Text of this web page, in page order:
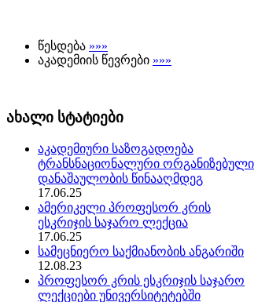
წესდება »»»
აკადემიის წევრები »»»
ახალი სტატიები
აკადემიური საზოგადოება
ტრანსნაციონალური ორგანიზებული
დანაშაულობის წინააღმდეგ
17.06.25
ამერიკელი პროფესორ კრის
ესკრიჯის საჯარო ლექცია
17.06.25
სამეცნიერო საქმიანობის ანგარიში
12.08.23
პროფესორ კრის ესკრიჯის საჯარო
ლექციები უნივერსიტეტებში